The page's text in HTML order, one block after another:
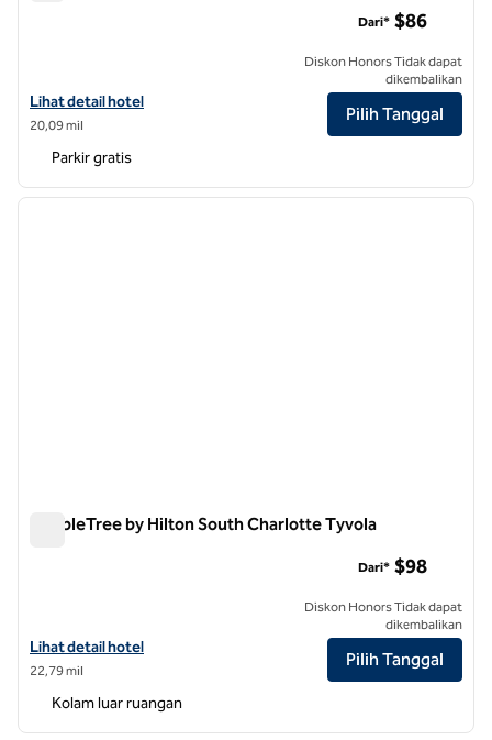
Lihat detail hotel untuk Hilton Garden Inn Charlotte Pineville
Lihat detail hotel
20,09 mil
Dari* $86
Diskon Honors Tidak dapat
dikembalikan
Pilih Tanggal
Parkir gratis
1 dari 12
DoubleTree by Hilton South Charlotte Tyvola
Lihat detail hotel untuk DoubleTree by Hilton South Charlotte Tyvola
Lihat detail hotel
22,79 mil
Dari* $98
Diskon Honors Tidak dapat
dikembalikan
Pilih Tanggal
Kolam luar ruangan